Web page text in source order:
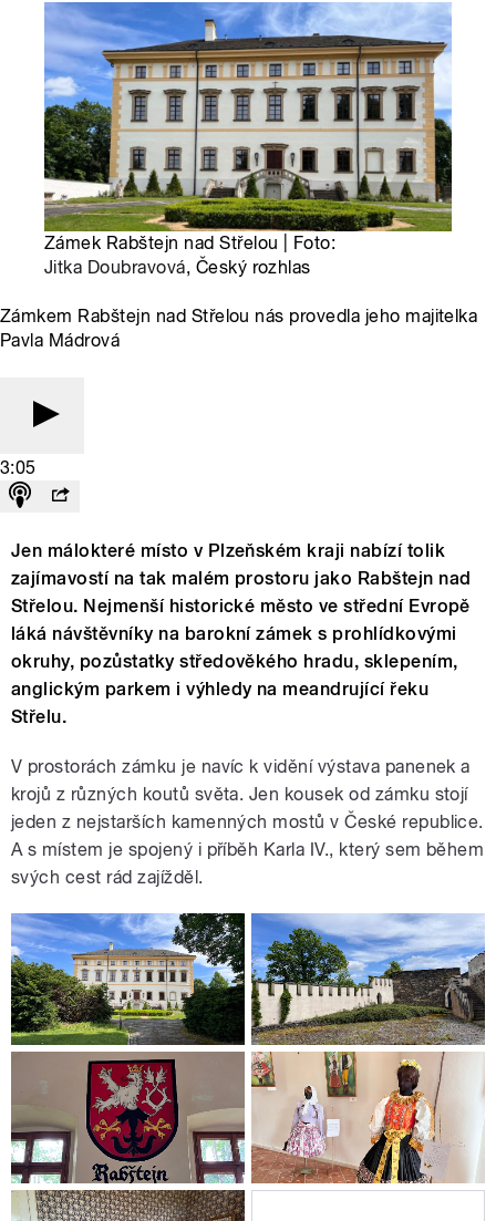
Zámek Rabštejn nad Střelou | Foto:
Jitka Doubravová, Český rozhlas
Zámkem Rabštejn nad Střelou nás provedla jeho majitelka
Pavla Mádrová
3:05
Jen málokteré místo v Plzeňském kraji nabízí tolik
zajímavostí na tak malém prostoru jako Rabštejn nad
Střelou. Nejmenší historické město ve střední Evropě
láká návštěvníky na barokní zámek s prohlídkovými
okruhy, pozůstatky středověkého hradu, sklepením,
anglickým parkem i výhledy na meandrující řeku
Střelu.
V prostorách zámku je navíc k vidění výstava panenek a
krojů z různých koutů světa. Jen kousek od zámku stojí
jeden z nejstarších kamenných mostů v České republice.
A s místem je spojený i příběh Karla IV., který sem během
svých cest rád zajížděl.